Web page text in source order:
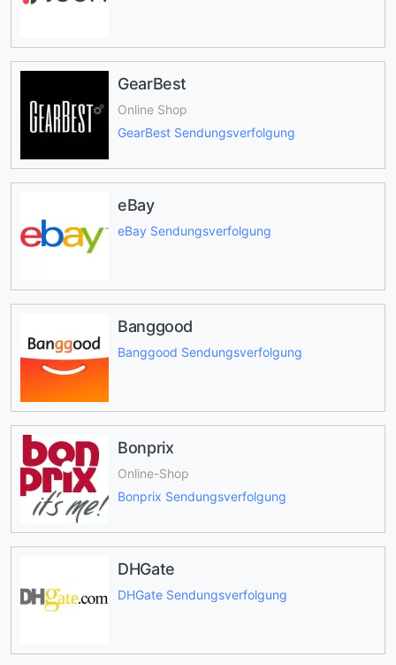
GearBest
Online Shop
GearBest Sendungsverfolgung
eBay
eBay Sendungsverfolgung
Banggood
Banggood Sendungsverfolgung
Bonprix
Online-Shop
Bonprix Sendungsverfolgung
DHGate
DHGate Sendungsverfolgung